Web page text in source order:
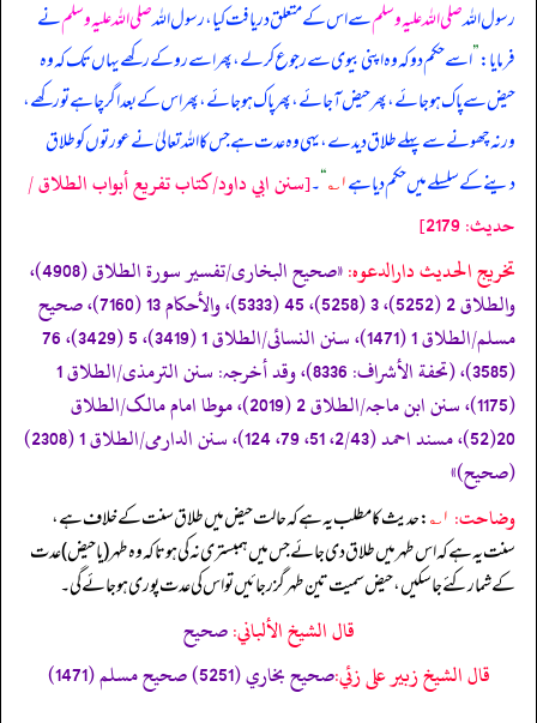
رسول اللہصلی اللہ علیہ وسلمسے اس کے متعلق دریافت کیا، رسول اللہصلی اللہ علیہ وسلمنے
فرمایا:”اسے حکم دو کہ وہ اپنی بیوی سے رجوع کر لے، پھر اسے روکے رکھے یہاں تک کہ وہ
حیض سے پاک ہو جائے، پھر حیض آ جائے، پھر پاک ہو جائے، پھر اس کے بعد اگر چاہے تو رکھے،
ورنہ چھونے سے پہلے طلاق دیدے، یہی وہ عدت ہے جس کا اللہ تعالیٰ نے عورتوں کو طلاق
دینے کے سلسلے میں حکم دیا ہے۱؎ “۔[سنن ابي داود/كتاب تفريع أبواب الطلاق /
حدیث: 2179]
تخریج الحدیث دارالدعوہ:
«‏‏‏‏صحیح البخاری/تفسیر سورة الطلاق (4908)،
والطلاق 2 (5252)، 3 (5258)، 45 (5333)، والأحکام 13 (7160)، صحیح
مسلم/الطلاق 1 (1471)، سنن النسائی/الطلاق 1 (3419)، 5 (3429)، 76
(3585)، (تحفة الأشراف: 8336)، وقد أخرجہ: سنن الترمذی/الطلاق 1
(1175)، سنن ابن ماجہ/الطلاق 2 (2019)، موطا امام مالک/الطلاق
20(52)، مسند احمد (2/43، 51، 79، 124)، سنن الدارمی/الطلاق 1 (2308)
(صحیح)»
وضاحت: ۱؎ : حدیث کا مطلب یہ ہے کہ حالت حیض میں طلاق سنت کے خلاف ہے،
سنت یہ ہے کہ اس طہر میں طلاق دی جائے جس میں ہمبستری نہ کی ہو تاکہ وہ طہر (یا حیض) عدت
کے شمار کئے جا سکیں، حیض سمیت تین طہر گزر جائیں تو اس کی عدت پوری ہو جائے گی۔
قال الشيخ الألباني:صحيح
قال الشيخ زبير على زئي:صحيح بخاري (5251) صحيح مسلم (1471)